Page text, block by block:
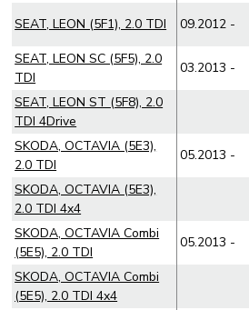
SEAT, LEON (5F1), 2.0 TDI
09.2012 -
SEAT, LEON SC (5F5), 2.0
TDI
03.2013 -
SEAT, LEON ST (5F8), 2.0
TDI 4Drive
SKODA, OCTAVIA (5E3),
2.0 TDI
05.2013 -
SKODA, OCTAVIA (5E3),
2.0 TDI 4x4
SKODA, OCTAVIA Combi
(5E5), 2.0 TDI
05.2013 -
SKODA, OCTAVIA Combi
(5E5), 2.0 TDI 4x4